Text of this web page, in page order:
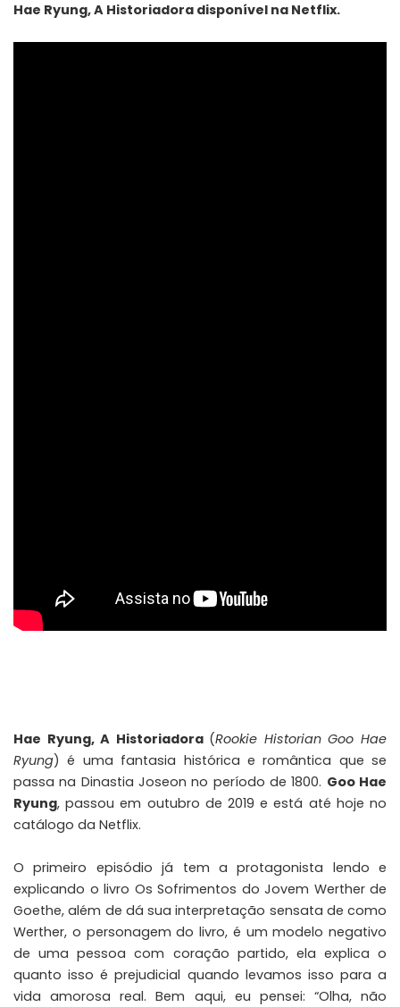
Hae Ryung, A Historiadora disponível na Netflix.
Hae Ryung, A Historiadora (Rookie Historian Goo Hae
Ryung) é uma fantasia histórica e romântica que se
passa na Dinastia Joseon no período de 1800. Goo Hae
Ryung, passou em outubro de 2019 e está até hoje no
catálogo da Netflix.
O primeiro episódio já tem a protagonista lendo e
explicando o livro Os Sofrimentos do Jovem Wertherde
Goethe, além de dá sua interpretação sensata de como
Werther, o personagem do livro, é um modelo negativo
de uma pessoa com coração partido, ela explica o
quanto isso é prejudicial quando levamos isso para a
vida amorosa real. Bem aqui, eu pensei: “Olha, não